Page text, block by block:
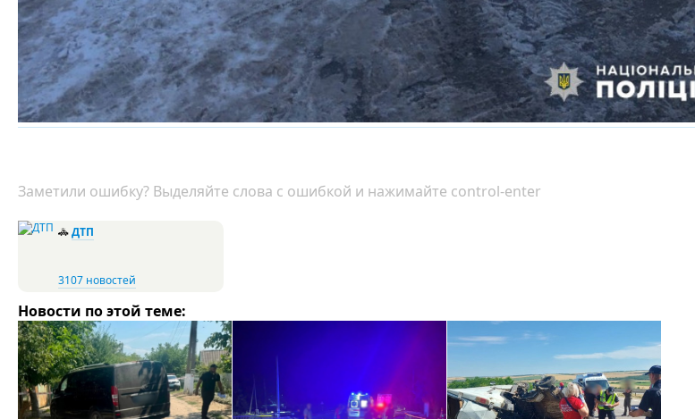
Заметили ошибку? Выделяйте слова с ошибкой и нажимайте control-enter
🚓ДТП
3107 новостей
Новости по этой теме: